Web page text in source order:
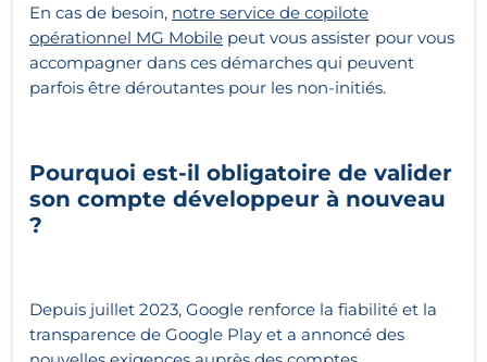
En cas de besoin, notre service de copilote
opérationnel MG Mobile peut vous assister pour vous
accompagner dans ces démarches qui peuvent
parfois être déroutantes pour les non-initiés.
Pourquoi est-il obligatoire de valider
son compte développeur à nouveau
?
Depuis juillet 2023, Google renforce la fiabilité et la
transparence de Google Play et a annoncé des